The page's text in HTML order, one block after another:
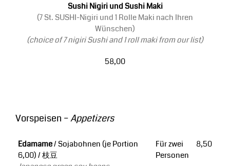
Sushi Nigiri und Sushi Maki
(7 St. SUSHI-Nigiri und 1 Rolle Maki nach Ihren
Wünschen)
(choice of 7 nigiri Sushi and 1 roll maki from our list)
58,00
Vorspeisen –Appetizers
Edamame/ Sojabohnen (je Portion
6,00) / 枝豆
Für zwei
Personen
8,50